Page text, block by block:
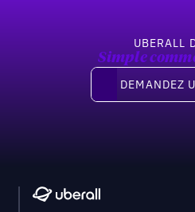
UBERALL
Simple
Demandez une
DEMANDEZ